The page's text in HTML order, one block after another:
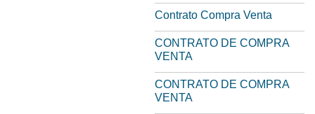
Contrato Compra Venta
CONTRATO DE COMPRA
VENTA
CONTRATO DE COMPRA
VENTA